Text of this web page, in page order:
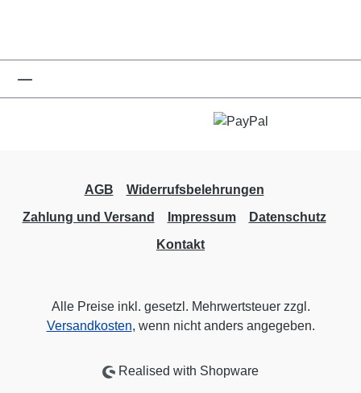
AGB
Widerrufsbelehrungen
Zahlung und Versand
Impressum
Datenschutz
Kontakt
Alle Preise inkl. gesetzl. Mehrwertsteuer zzgl.
Versandkosten, wenn nicht anders angegeben.
Realised with Shopware